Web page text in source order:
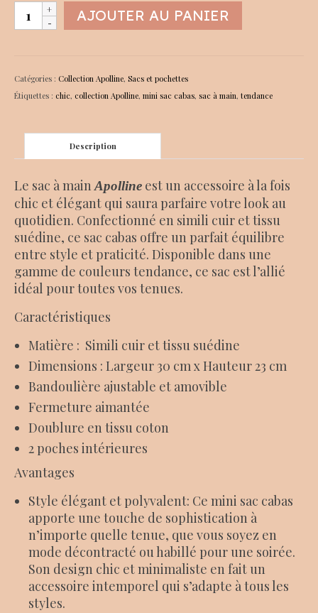
quantité
de
Apolline
jaune
et
AJOUTER AU PANIER
Catégories : Collection Apolline, Sacs et pochettes
Étiquettes : chic, collection Apolline, mini sac cabas, sac à main, tendance
Description
Le sac à mainApolline est un accessoire à la fois
chic et élégant qui saura parfaire votre look au
quotidien. Confectionné en simili cuir et tissu
suédine, ce sac cabas offre un parfait équilibre
entre style et praticité. Disponible dans une
gamme de couleurs tendance, ce sac est l’allié
idéal pour toutes vos tenues.
Caractéristiques
Matière : Simili cuir et tissu suédine
Dimensions : Largeur 30 cm x Hauteur 23 cm
Bandoulière ajustable et amovible
Fermeture aimantée
Doublure en tissu coton
2 poches intérieures
Avantages
Style élégant et polyvalent: Ce mini sac cabas
apporte une touche de sophistication à
n’importe quelle tenue, que vous soyez en
mode décontracté ou habillé pour une soirée.
Son design chic et minimaliste en fait un
accessoire intemporel qui s’adapte à tous les
styles.